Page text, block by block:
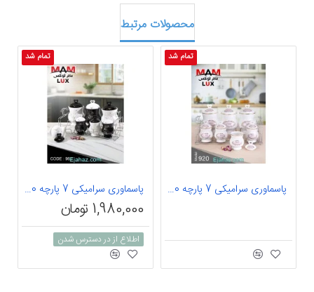
محصولات مرتبط
تمام شد
پاسماوری سرامیکی 7 پارچه 920
تمام شد
پاسماوری سرامیکی 7 پارچه 960
1,980,000 تومان
اطلاع از در دسترس شدن